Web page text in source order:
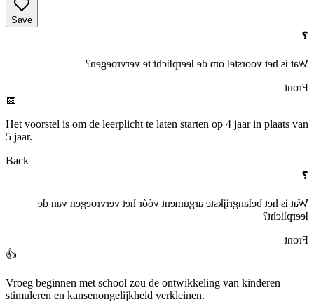
Save
❓
Wat is het voorstel om de leerplicht te vervroegen?
Front
📅
Het voorstel is om de leerplicht te laten starten op 4 jaar in plaats van
5 jaar.
Back
❓
Wat is het belangrijkste argument vóór het vervroegen van de
leerplicht?
Front
👍
Vroeg beginnen met school zou de ontwikkeling van kinderen
stimuleren en kansenongelijkheid verkleinen.